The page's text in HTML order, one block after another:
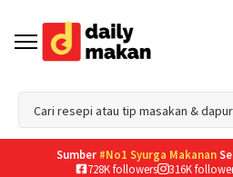
Sumber #No1 Syurga Makanan
728K followers
316K